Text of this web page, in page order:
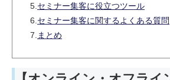
5. セミナー集客に役立つツール
6. セミナー集客に関するよくある質問
7. まとめ